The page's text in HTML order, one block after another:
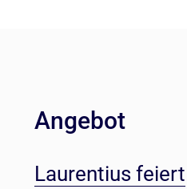
Angebot
Laurentius feiert